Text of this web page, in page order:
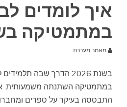
איך לומדים
במתמטיקה בשנת
מאמר מערכת
בשנת 2026 הדרך שבה
במתמטיקה השתנתה משמעותית.
התבססה בעיקר על ספרים